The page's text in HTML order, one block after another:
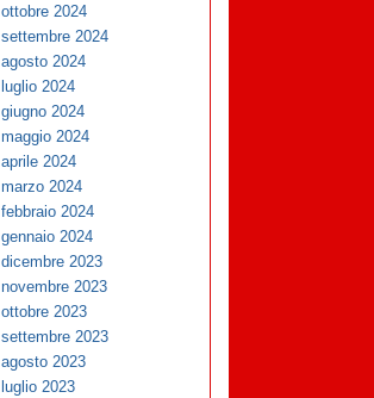
ottobre 2024
settembre 2024
agosto 2024
luglio 2024
giugno 2024
maggio 2024
aprile 2024
marzo 2024
febbraio 2024
gennaio 2024
dicembre 2023
novembre 2023
ottobre 2023
settembre 2023
agosto 2023
luglio 2023